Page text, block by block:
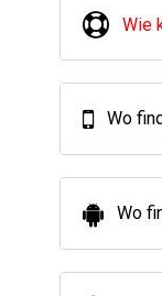
Wie
Wo
Wo